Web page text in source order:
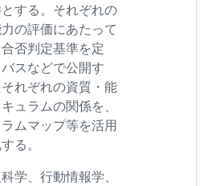
する。それぞれの
の評価にあたって
否判定基準を定
スなどで公開す
れぞれの資質・能
ュラムの関係を、
ムマップ等を活用
る。
学、行動情報学、